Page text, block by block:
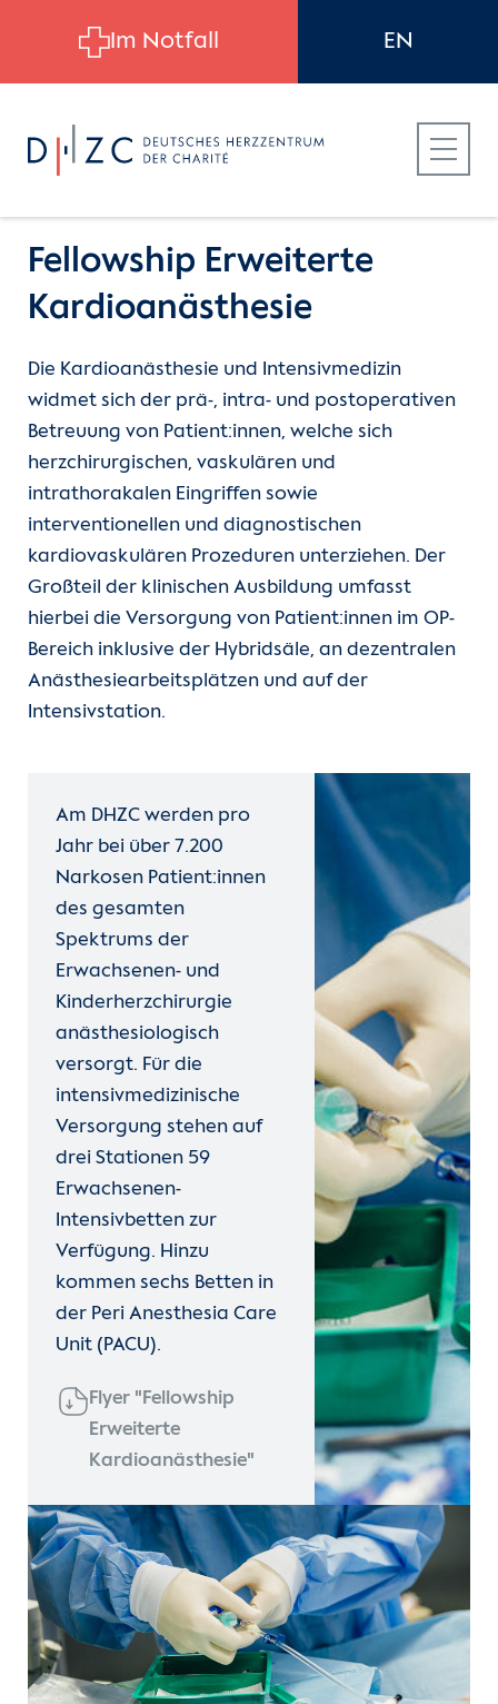
Für Zuweiser:innen
Für Bewerber:innen
Unsere Kliniken
Einheiten
Für Patient:innen
Für Zuweiser:innen
Alle offenen Stellen
Arbeiten am DHZC
Pflege
Funktionsdienste
Medizintechnische Berufe
Arztdienst
DHZB Akademie
Fort- und Weiterbildung
Ärztliche Weiterbildung
Echokurse (DGAI)
Echokurse (DEGUM)
Kardiovaskuläre Computertomographie
Fellowships Kardioanästhesie und
Intensivmedizin
Fellowship Mechanical Circulatory Support
(MCS)
Weiterbildung Anästhesie & Intensivmedizin
Weiterbildung Pädiatrische Intensivpflege
Hospitation
Famulaturen und Praktisches Jahr
CMR-Akademie
Herzatlas
Forschung
Über uns
Kontakt
Internationale Patienten
Fellowship Erweiterte
Kardioanästhesie
Die Kardioanästhesie und Intensivmedizin
widmet sich der prä-, intra- und postoperativen
Betreuung von Patient:innen, welche sich
herzchirurgischen, vaskulären und
intrathorakalen Eingriffen sowie
interventionellen und diagnostischen
kardiovaskulären Prozeduren unterziehen. Der
Großteil der klinischen Ausbildung umfasst
hierbei die Versorgung von Patient:innen im OP-
Bereich inklusive der Hybridsäle, an dezentralen
Anästhesiearbeitsplätzen und auf der
Intensivstation.
Am DHZC werden pro
Jahr bei über 7.200
Narkosen Patient:innen
des gesamten
Spektrums der
Erwachsenen- und
Kinderherzchirurgie
anästhesiologisch
versorgt. Für die
intensivmedizinische
Versorgung stehen auf
drei Stationen 59
Erwachsenen-
Intensivbetten zur
Verfügung. Hinzu
kommen sechs Betten in
der Peri Anesthesia Care
Unit (PACU).
Flyer "Fellowship
Erweiterte
Kardioanästhesie"
Im Notfall EN